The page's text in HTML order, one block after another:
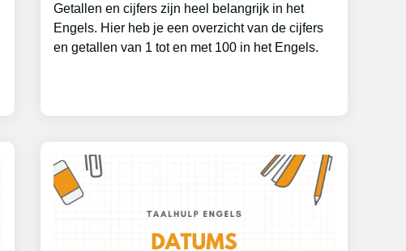
Getallen en cijfers zijn heel belangrijk in het
Engels. Hier heb je een overzicht van de cijfers
en getallen van 1 tot en met 100 in het Engels.